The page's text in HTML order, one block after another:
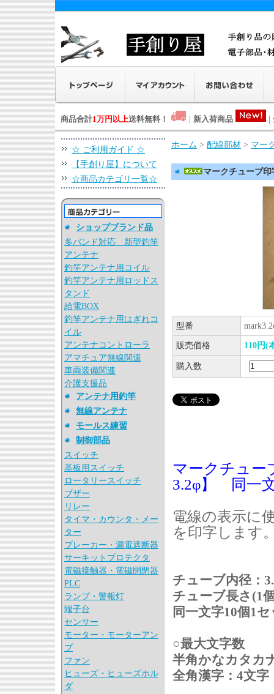
商品合計1万円以上送料無料！ 新入荷商品
☆ ご利用ガイド ☆
【手創り屋】について
☆商品カテゴリ一覧☆
ショップブランド品
多バンド対応 新型釣竿
アンテナ
釣竿アンテナ用コイル
釣竿アンテナ用ロッドス
タンド
給電BOX
釣竿アンテナ用はぎれコ
イル
アンテナコントローラ
アマチュア無線関連
車両装備関連
介護支援品
アンテナ用釣竿
無線アンテナ
モールス練習
制御部品
スイッチ
基板用スイッチ
ロータリースイッチ
ブザー
リレー
タイマ・カウンタ・メー
ター
ブレーカー・漏電遮断器
サーキットプロテクタ
電磁接触器・電磁開閉器
PLC
ランプ・警報灯
端子台
センサー
モーター・モーターアン
プ
ファン
ヒューズ・ヒューズホル
ダ
ホーム > 配線部材 > マー
マークチューブ
型番
販売価格 110円(
購入数
マークチュー
3.2φ】 同一
電線の表示に
を印字します
チューブ内径：
チューブ長さ(1
同一文字10個1
○最大文字数
半角かなカタカ
全角漢字：4文字